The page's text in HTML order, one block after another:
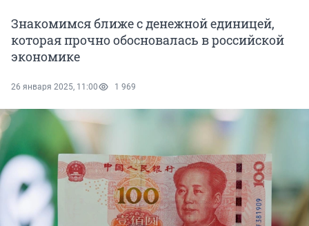
Знакомимся ближе с денежной единицей,
которая прочно обосновалась в российской
экономике
26 января 2025, 11:00 1 969